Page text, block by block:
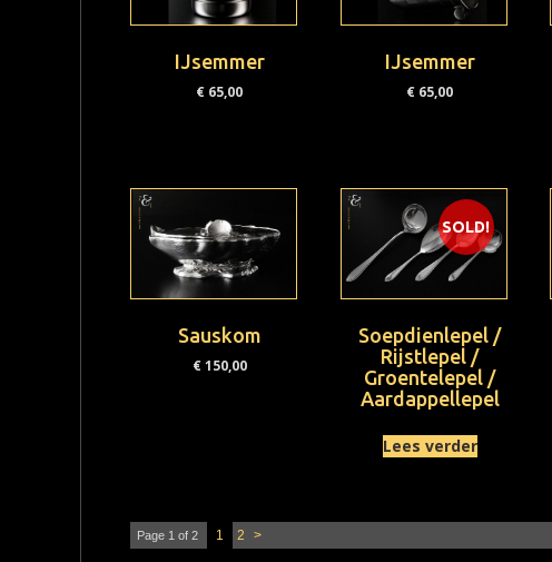
IJsemmer
€ 65,00
IJsemmer
€ 65,00
Sauskom
€150,00
SOLD!
Soepdienlepel /
Rijstlepel /
Groentelepel /
Aardappellepel
Lees verder
Page 1 of 2 1 2 >